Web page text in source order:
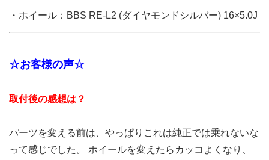
・ホイール：BBS RE-L2 (ダイヤモンドシルバー) 16×5.0J
☆お客様の声☆
取付後の感想は？
パーツを変える前は、やっぱりこれは純正では乗れないな
って感じでした。 ホイールを変えたらカッコよくなり、